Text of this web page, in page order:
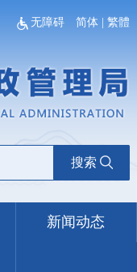
无障碍 简体 |繁體
搜索
新闻动态